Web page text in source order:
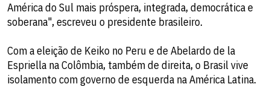
América do Sul mais próspera, integrada, democrática e
soberana", escreveu o presidente brasileiro.
Com a eleição de Keiko no Peru e de Abelardo de la
Espriella na Colômbia, também de direita, o Brasil vive
isolamento com governo de esquerda na América Latina.